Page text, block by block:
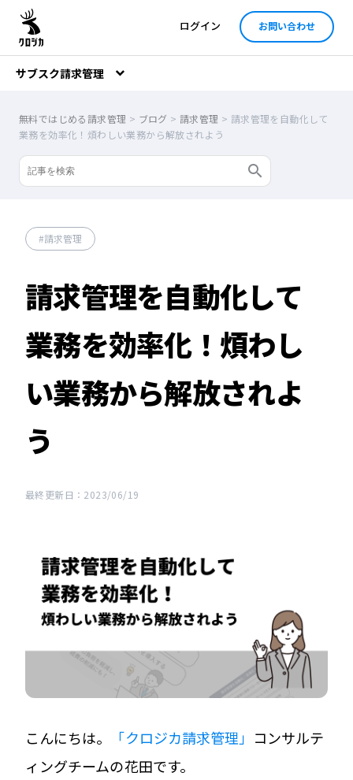
ログイン お問い合わせ
サブスク請求管理
無料ではじめる請求管理 > ブログ >請求管理 > 請求管理を自動化して
業務を効率化！煩わしい業務から解放されよう
請求管理
請求管理を自動化して
業務を効率化！煩わし
い業務から解放されよ
う
最終更新日：2023/06/19
こんにちは。 「クロジカ請求管理」 コンサルテ
ィングチームの花田です。